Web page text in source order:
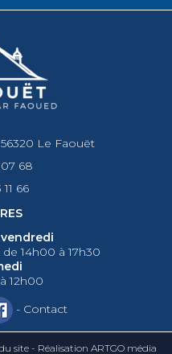
Le Faouët
68
66
14h00 à 17h30
12h00
- Contact
site - Réalisation ARTGO média